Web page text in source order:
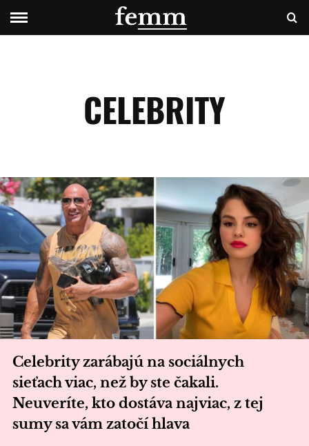
CELEBRITY
Celebrity zarábajú na sociálnych
sieťach viac, než by ste čakali.
Neuveríte, kto dostáva najviac, z tej
sumy sa vám zatočí hlava